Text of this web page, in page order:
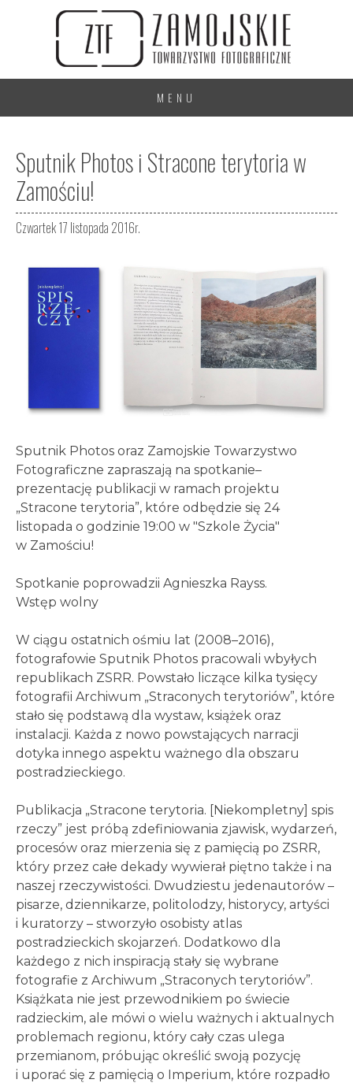
MENU
Sputnik Photos i Stracone terytoria w
Zamościu!
Czwartek 17 listopada 2016r.
Sputnik Photos oraz Zamojskie Towarzystwo
Fotograficzne zapraszają na spotkanie–
prezentację publikacji w ramach projektu
„Stracone terytoria”, które odbędzie się 24
listopada o godzinie 19:00 w "Szkole Życia"
w Zamościu!
Spotkanie poprowadzii Agnieszka Rayss.
Wstęp wolny
W ciągu ostatnich ośmiu lat (2008–2016),
fotografowie Sputnik Photos pracowali wbyłych
republikach ZSRR. Powstało liczące kilka tysięcy
fotografii Archiwum „Straconych terytoriów”, które
stało się podstawą dla wystaw, książek oraz
instalacji. Każda z nowo powstających narracji
dotyka innego aspektu ważnego dla obszaru
postradzieckiego.
Publikacja „Stracone terytoria. [Niekompletny] spis
rzeczy” jest próbą zdefiniowania zjawisk, wydarzeń,
procesów oraz mierzenia się z pamięcią po ZSRR,
który przez całe dekady wywierał piętno także i na
naszej rzeczywistości. Dwudziestu jedenautorów –
pisarze, dziennikarze, politolodzy, historycy, artyści
i kuratorzy – stworzyło osobisty atlas
postradzieckich skojarzeń. Dodatkowo dla
każdego z nich inspiracją stały się wybrane
fotografie z Archiwum „Straconych terytoriów”.
Książkata nie jest przewodnikiem po świecie
radzieckim, ale mówi o wielu ważnych i aktualnych
problemach regionu, który cały czas ulega
przemianom, próbując określić swoją pozycję
i uporać się z pamięcią o Imperium, które rozpadło